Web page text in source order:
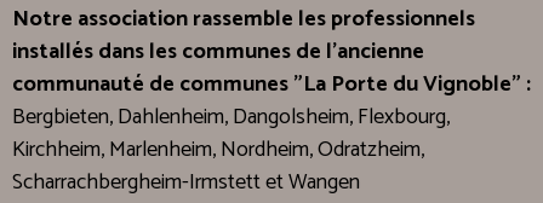
Notre association rassemble les professionnels
installés dans les communes de l'ancienne
communauté de communes "La Porte du Vignoble" :
Bergbieten, Dahlenheim, Dangolsheim, Flexbourg,
Kirchheim, Marlenheim, Nordheim, Odratzheim,
Scharrachbergheim-Irmstett et Wangen